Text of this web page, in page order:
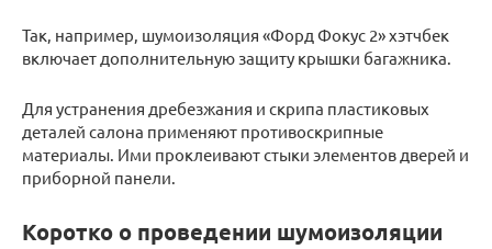
Так, например, шумоизоляция «Форд Фокус 2» хэтчбек
включает дополнительную защиту крышки багажника.
Для устранения дребезжания и скрипа пластиковых
деталей салона применяют противоскрипные
материалы. Ими проклеивают стыки элементов дверей и
приборной панели.
Коротко о проведении шумоизоляции